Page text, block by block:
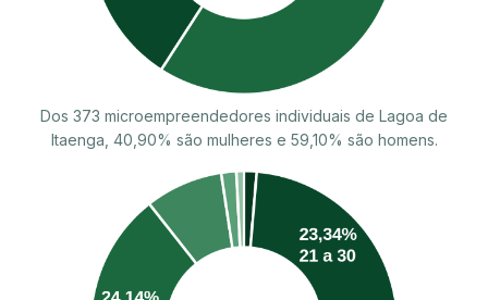
Dos 373 microempreendedores individuais de Lagoa de
Itaenga, 40,90% são mulheres e 59,10% são homens.